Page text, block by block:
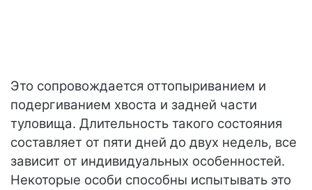
Это сопровождается оттопыриванием и
подергиванием хвоста и задней части
туловища. Длительность такого состояния
составляет от пяти дней до двух недель, все
зависит от индивидуальных особенностей.
Некоторые особи способны испытывать это